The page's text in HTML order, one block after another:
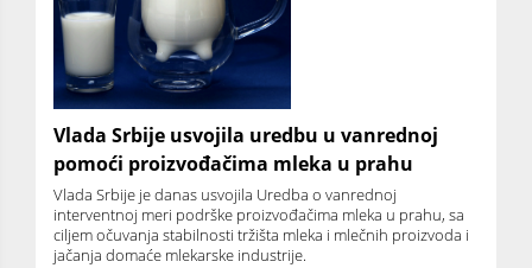
Vlada Srbije usvojila uredbu u vanrednoj
pomoći proizvođačima mleka u prahu
Vlada Srbije je danas usvojila Uredba o vanrednoj
interventnoj meri podrške proizvođačima mleka u prahu, sa
ciljem očuvanja stabilnosti tržišta mleka i mlečnih proizvoda i
jačanja domaće mlekarske industrije.